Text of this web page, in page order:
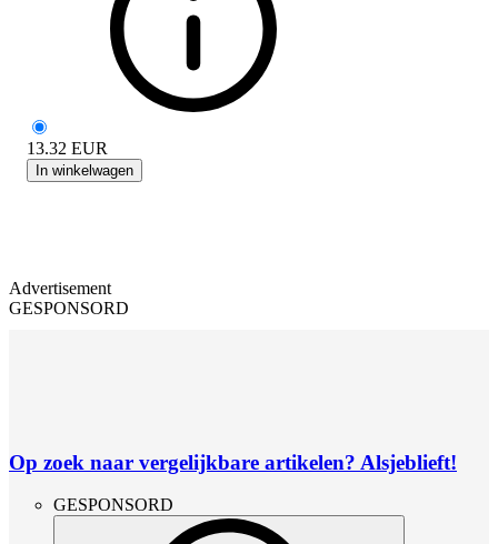
13.32 EUR
In winkelwagen
Advertisement
GESPONSORD
Op zoek naar vergelijkbare artikelen? Alsjeblieft!
GESPONSORD